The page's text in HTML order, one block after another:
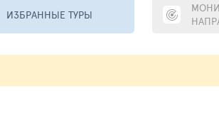
ИЗБРАННЫЕ ТУРЫ